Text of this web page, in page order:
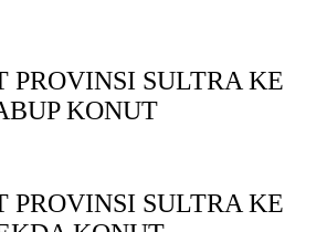
PROVINSI SULTRA KE
KONUT
PROVINSI SULTRA KE